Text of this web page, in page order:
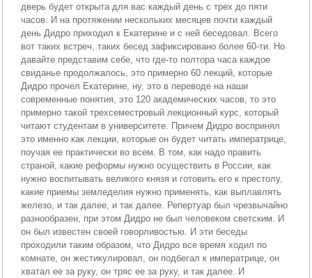
дверь будет открыта для вас каждый день с трех до пяти
часов. И на протяжении нескольких месяцев почти каждый
день Дидро приходил к Екатерине и с ней беседовал. Всего
вот таких встреч, таких бесед зафиксировано более 60-ти. Но
давайте представим себе, что где-то полтора часа каждое
свиданье продолжалось, это примерно 60 лекций, которые
Дидро прочел Екатерине, ну, это в переводе на наши
современные понятия, это 120 академических часов, то это
примерно такой трехсеместровый лекционный курс, который
читают студентам в университете. Причем Дидро воспринял
это именно как лекции, которые он будет читать императрице,
поучая ее практически во всем. В том, как надо править
страной, какие реформы нужно осуществить в России, как
нужно воспитывать великого князя и готовить его к престолу,
какие приемы земледелия нужно применять, как выплавлять
железо, и так далее, и так далее. Репертуар был чрезвычайно
разнообразен, при этом Дидро не был человеком светским. И
он был известен своей говорливостью. И эти беседы
проходили таким образом, что Дидро все время ходил по
комнате, он жестикулировал, он подбегал к императрице, он
хватал ее за руку, он тряс ее за руку, и так далее. И